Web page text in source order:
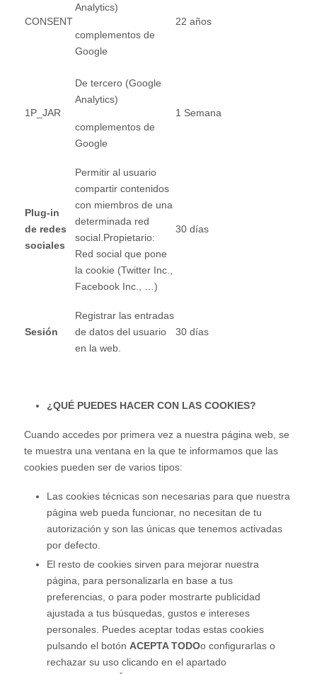
CONSENT
Analytics)
complementos de
Google
22 años
1P_JAR
De tercero (Google
Analytics)
complementos de
Google
1 Semana
Plug-in
de redes
sociales
Permitir al usuario
compartir contenidos
con miembros de una
determinada red
social.Propietario:
Red social que pone
la cookie (Twitter Inc.,
Facebook Inc., …)
30 días
Sesión
Registrar las entradas
de datos del usuario
en la web.
30 días
¿QUÉ PUEDES HACER CON LAS COOKIES?
Cuando accedes por primera vez a nuestra página web, se
te muestra una ventana en la que te informamos que las
cookies pueden ser de varios tipos:
Las cookies técnicas son necesarias para que nuestra
página web pueda funcionar, no necesitan de tu
autorización y son las únicas que tenemos activadas
por defecto.
El resto de cookies sirven para mejorar nuestra
página, para personalizarla en base a tus
preferencias, o para poder mostrarte publicidad
ajustada a tus búsquedas, gustos e intereses
personales. Puedes aceptar todas estas cookies
pulsando el botón ACEPTA TODOo configurarlas o
rechazar su uso clicando en el apartado